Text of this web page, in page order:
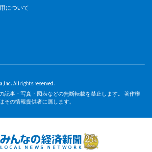
について
All rights reserved.
記事・写真・図表などの無断転載を禁止します。 著作権
その情報提供者に属します。